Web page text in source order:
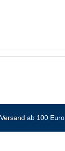
ab 100 Euro